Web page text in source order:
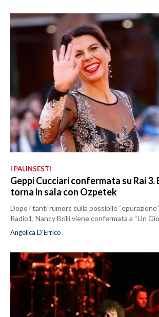
I PALINSESTI
Geppi Cucciari confermata su Rai 3.
torna in sala con Ozpetek
Dopo i tanti rumors sulla possibile
Radio1, Nancy Brilli viene confermata a “Un
Angelica D'Errico